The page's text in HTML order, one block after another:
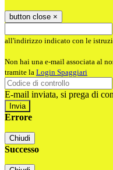
button close ×
all'indirizzo indicato con le
Non hai una e-mail associata al
tramite la Login Spaggiari
E-mail inviata, si prega di
Errore
Chiudi
Successo